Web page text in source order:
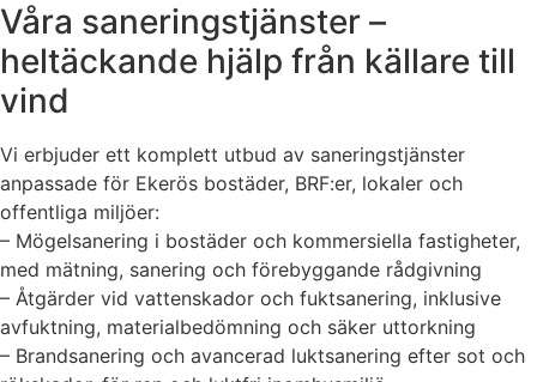
Våra saneringstjänster –
heltäckande hjälp från källare till
vind
Vi erbjuder ett komplett utbud av saneringstjänster
anpassade för Ekerös bostäder, BRF:er, lokaler och
offentliga miljöer:
– Mögelsanering i bostäder och kommersiella fastigheter,
med mätning, sanering och förebyggande rådgivning
– Åtgärder vid vattenskador och fuktsanering, inklusive
avfuktning, materialbedömning och säker uttorkning
– Brandsanering och avancerad luktsanering efter sot och